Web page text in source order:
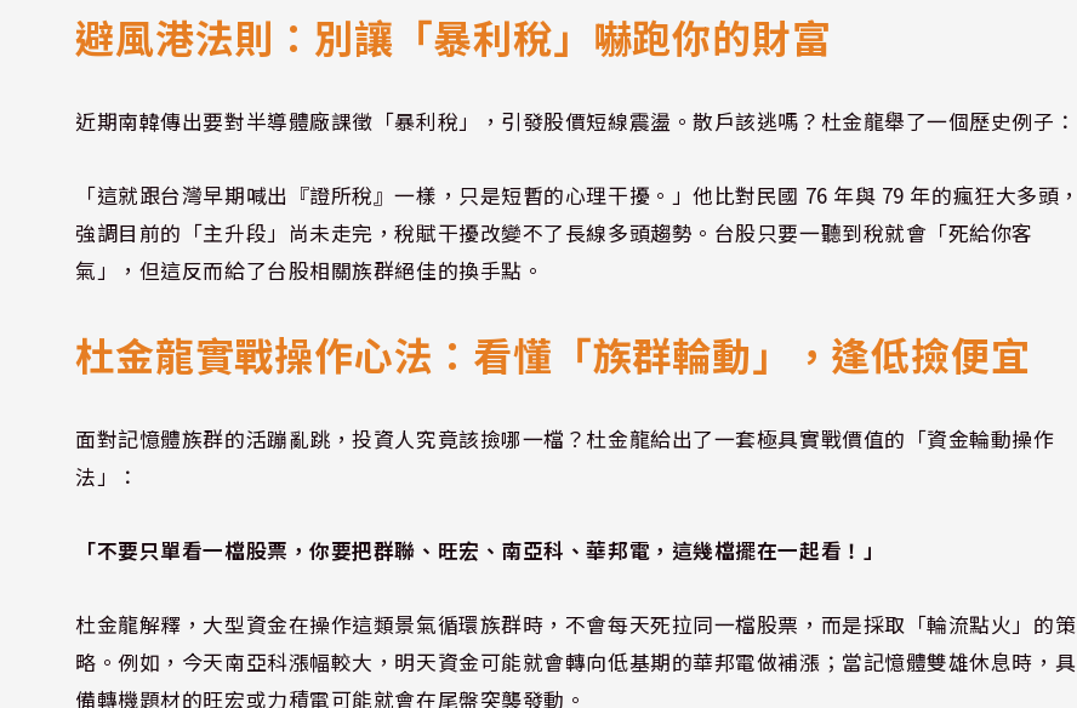
避風港法則：別讓「暴利稅」嚇跑你的財富
近期南韓傳出要對半導體廠課徵「暴利稅」，引發股價短線震盪。散戶該逃嗎？杜金龍舉了一個歷史例子：
「這就跟台灣早期喊出『證所稅』一樣，只是短暫的心理干擾。」他比對民國 76 年與 79 年的瘋狂大多頭，
強調目前的「主升段」尚未走完，稅賦干擾改變不了長線多頭趨勢。台股只要一聽到稅就會「死給你客
氣」，但這反而給了台股相關族群絕佳的換手點。
杜金龍實戰操作心法：看懂「族群輪動」，逢低撿便宜
面對記憶體族群的活蹦亂跳，投資人究竟該撿哪一檔？杜金龍給出了一套極具實戰價值的「資金輪動操作
法」：
「不要只單看一檔股票，你要把群聯、旺宏、南亞科、華邦電，這幾檔擺在一起看！」
杜金龍解釋，大型資金在操作這類景氣循環族群時，不會每天死拉同一檔股票，而是採取「輪流點火」的策
略。例如，今天南亞科漲幅較大，明天資金可能就會轉向低基期的華邦電做補漲；當記憶體雙雄休息時，具
備轉機題材的旺宏或力積電可能就會在尾盤突襲發動。